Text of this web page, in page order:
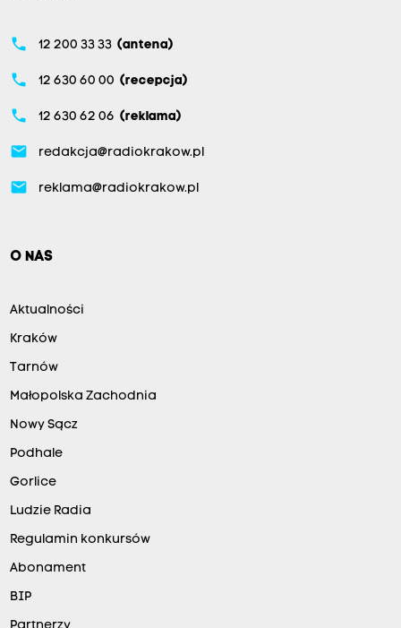
phone 12 200 33 33 (antena)
phone 12 630 60 00 (recepcja)
phone 12 630 62 06 (reklama)
email redakcja@radiokrakow.pl
email reklama@radiokrakow.pl
O NAS
Aktualności
Kraków
Tarnów
Małopolska Zachodnia
Nowy Sącz
Podhale
Gorlice
Ludzie Radia
Regulamin konkursów
Abonament
BIP